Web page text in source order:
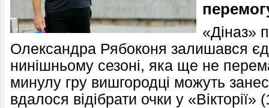
«Діназ»
Олександра Рябоконя залишався
нинішньому сезоні, яка ще не
минулу гру вишгородці можуть
вдалося відібрати очки у «Вікторії»